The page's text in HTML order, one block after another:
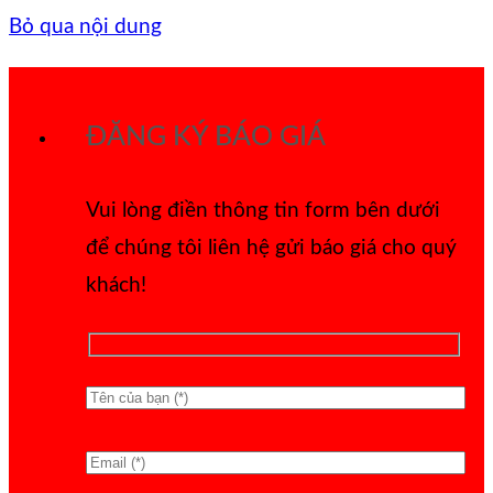
Bỏ qua nội dung
ĐĂNG KÝ BÁO GIÁ
Vui lòng điền thông tin form bên dưới
để chúng tôi liên hệ gửi báo giá cho quý
khách!